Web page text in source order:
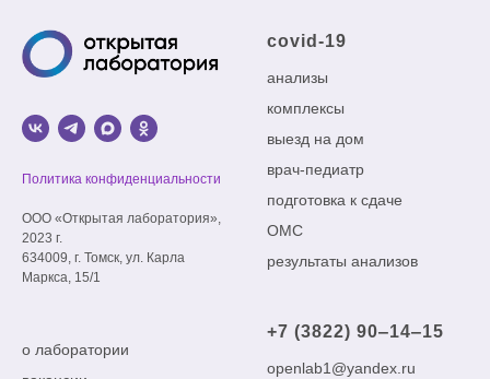
Политика конфиденциальности
ООО «Открытая лаборатория»,
2023 г.
634009, г. Томск, ул. Карла
Маркса, 15/1
covid-19
анализы
комплексы
выезд на дом
врач-педиатр
подготовка к сдаче
ОМС
результаты анализов
о лаборатории
+7 (3822) 90‒14‒15
openlab1@yandex.ru